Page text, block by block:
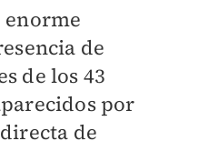
enorme
de
de los 43
por
de